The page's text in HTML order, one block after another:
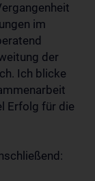
im
der
Ich blicke
Erfolg für die